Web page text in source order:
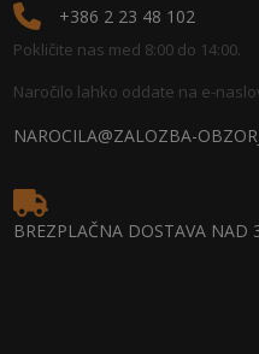
+386 2 23 48 102
Pokličite nas med 8:00 do 14:00.
Naročilo lahko oddate na e-
NAROCILA@ZALOZBA-
BREZPLAČNA DOSTAVA NAD